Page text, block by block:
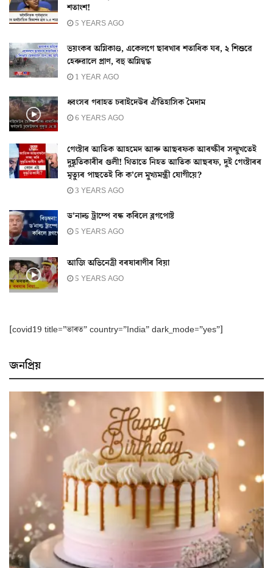
শতাংশ!
5 YEARS AGO
ভয়ংকৰ অগ্নিকাণ্ড, একেলগে ছাৰখাৰ শতাধিক ঘৰ, ২ শিশুৱে
হেৰুৱালে প্ৰাণ, বহু অগ্নিদ্বগ্ধ
1 YEAR AGO
ধ্বংসৰ গৰাহত চৰাইদেউৰ ঐতিহাসিক মৈদাম
6 YEARS AGO
গেংষ্টাৰ আতিক আহমেদ আৰু আছৰফক আৰক্ষীৰ সন্মুখতেই
দুষ্কৃতিকাৰীৰ গুলী! থিতাতে নিহত আতিক আছৰফ, দুই গেংষ্টাৰৰ
মৃত্যুৰ পাছতেই কি ক’লে মুখ্যমন্ত্ৰী যোগীয়ে?
3 YEARS AGO
ড’নাল্ড ট্ৰাম্পে বন্ধ কৰিলে ব্লগপোষ্ট
5 YEARS AGO
আজি অভিনেত্ৰী বৰষাৰাণীৰ বিয়া
5 YEARS AGO
[covid19 title=”ভাৰত” country=”India” dark_mode=”yes”]
জনপ্ৰিয়